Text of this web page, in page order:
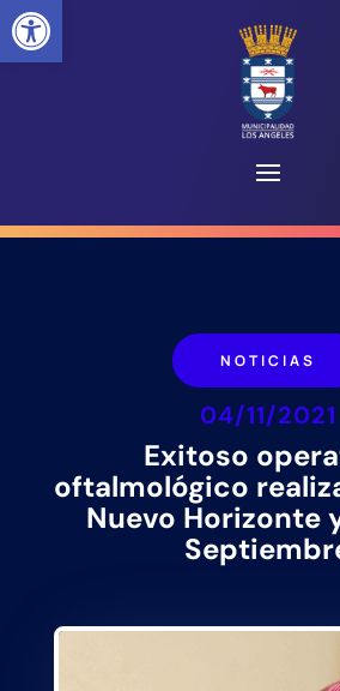
NOTICIAS
04/11/2021
Exitoso
oftalmológico
Nuevo Horizonte